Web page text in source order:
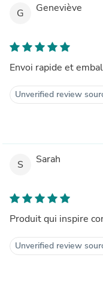
G Geneviève
Envoi rapide et
Unverified review
S Sarah
Produit qui inspire
Unverified review